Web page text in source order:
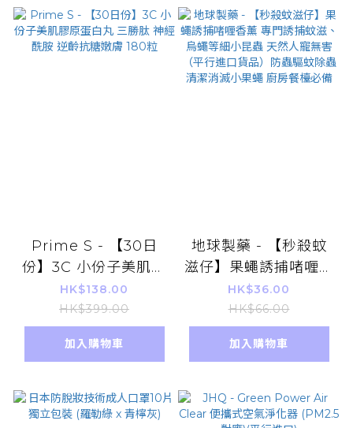
Prime S - 【30日
份】3C 小份子美肌膠
原蛋白丸 三勝肽 神經
酰胺 逆齡抗糖嫩膚
180粒
HK$138.00
HK$399.00
加入購物車
地球製藥 - 【秒殺蚊
滋仔】果蠅誘捕啫喱香
薰 專門誘捕蚊滋、烏
蠅等細小昆蟲 天然人
寵無害（平行進口貨
品）防蟲驅蚊除蟲 清
檯必備
HK$36.00
HK$66.00
加入購物車